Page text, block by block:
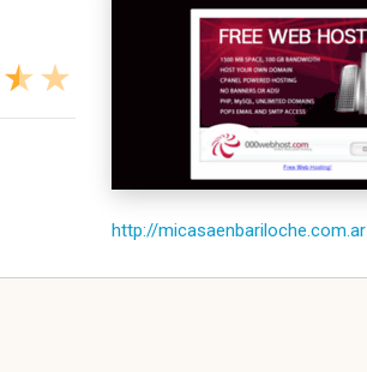
http://micasaenbariloche.com.ar